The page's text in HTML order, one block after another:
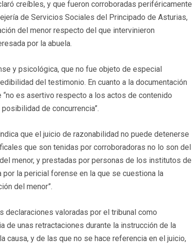
creíbles, y que fueron corroboradas periféricamente
de Servicios Sociales del Principado de Asturias,
del menor respecto del que intervinieron
por la abuela.
y psicológica, que no fue objeto de especial
del testimonio. En cuanto a la documentación
es asertivo respecto a los actos de contenido
de concurrencia”.
que el juicio de razonabilidad no puede detenerse
que son tenidas por corroboradoras no lo son del
menor, y prestadas por personas de los institutos de
la pericial forense en la que se cuestiona la
del menor”.
declaraciones valoradas por el tribunal como
de unas retractaciones durante la instrucción de la
causa, y de las que no se hace referencia en el juicio,